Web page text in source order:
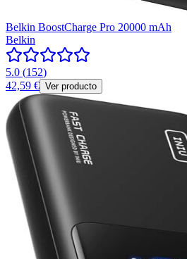
Belkin BoostCharge Pro 20000 mAh
Belkin
5.0 (152)
42,59 € Ver producto